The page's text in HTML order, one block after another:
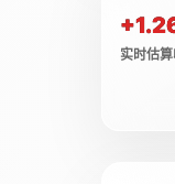
实时估